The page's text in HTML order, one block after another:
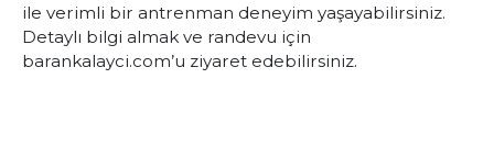
ile verimli bir antrenman deneyim yaşayabilirsiniz.
Detaylı bilgi almak ve randevu için
barankalayci.com’u ziyaret edebilirsiniz.